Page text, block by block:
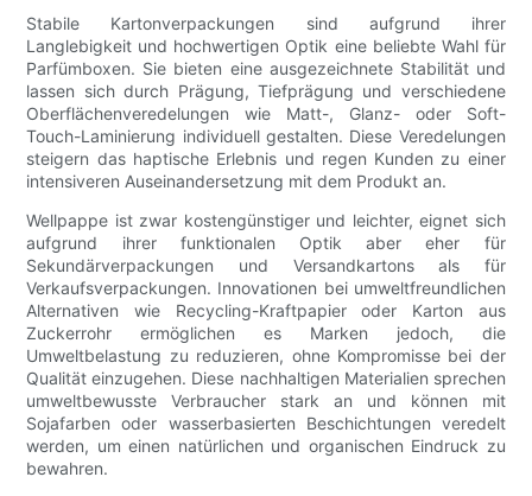
Stabile Kartonverpackungen sind aufgrund ihrer
Langlebigkeit und hochwertigen Optik eine beliebte Wahl für
Parfümboxen. Sie bieten eine ausgezeichnete Stabilität und
lassen sich durch Prägung, Tiefprägung und verschiedene
Oberflächenveredelungen wie Matt-, Glanz- oder Soft-
Touch-Laminierung individuell gestalten. Diese Veredelungen
steigern das haptische Erlebnis und regen Kunden zu einer
intensiveren Auseinandersetzung mit dem Produkt an.
Wellpappe ist zwar kostengünstiger und leichter, eignet sich
aufgrund ihrer funktionalen Optik aber eher für
Sekundärverpackungen und Versandkartons als für
Verkaufsverpackungen. Innovationen bei umweltfreundlichen
Alternativen wie Recycling-Kraftpapier oder Karton aus
Zuckerrohr ermöglichen es Marken jedoch, die
Umweltbelastung zu reduzieren, ohne Kompromisse bei der
Qualität einzugehen. Diese nachhaltigen Materialien sprechen
umweltbewusste Verbraucher stark an und können mit
Sojafarben oder wasserbasierten Beschichtungen veredelt
werden, um einen natürlichen und organischen Eindruck zu
bewahren.